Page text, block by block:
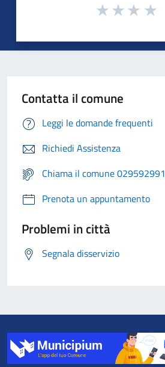
Contatta il comune
Leggi le domande frequenti
Richiedi Assistenza
Chiama il comune 029592991
Prenota un appuntamento
Problemi in città
Segnala disservizio